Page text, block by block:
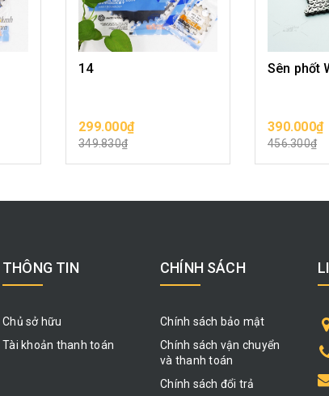
14
299.000₫
349.830₫
CHỌN SẢN PHẨM
Sên phốt
390.000₫
456.300₫
CHỌN
THÔNG TIN
Chủ sở hữu
Tài khoản thanh toán
CHÍNH SÁCH
Chính sách bảo mật
Chính sách vận chuyển
và thanh toán
Chính sách đổi trả